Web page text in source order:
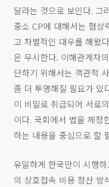
달라는 것으로 보인다. 그
중소 CP에 대해서는 협
고 차별적인 대우를 해왔
은 무시한다. 이해관계자
단하기 위해서는 객관적
좀 더 투명해질 필요가 있
이 비밀로 취급되어 서로
이다. 국회에서 법을 제정
하는 내용을 중심으로 할
유일하게 한국만이 시행
의 상호접속 비용 정산 방